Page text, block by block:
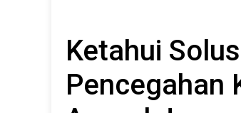
Ketahui
Pencegahan